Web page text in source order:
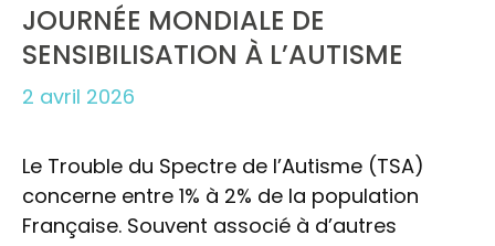
JOURNÉE MONDIALE DE
SENSIBILISATION À L’AUTISME
2 avril 2026
Le Trouble du Spectre de l’Autisme (TSA)
concerne entre 1% à 2% de la population
Française. Souvent associé à d’autres